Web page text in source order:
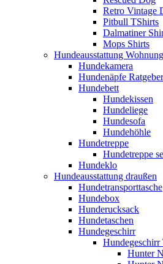
Retro Vintage
Pitbull TShirts
Dalmatiner
Mops Shirts
Hundeausstattung Wohnung
Hundekamera
Hundenäpfe Ratgeber
Hundebett
Hundekissen
Hundeliege
Hundesofa
Hundehöhle
Hundetreppe
Hundetreppe
Hundeklo
Hundeausstattung draußen
Hundetransporttasche
Hundebox
Hunderucksack
Hundetaschen
Hundegeschirr
Hundegeschirr
Hunter